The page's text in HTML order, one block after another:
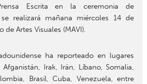
Escrita en la ceremonia de
realizará mañana miércoles 14 de
de Artes Visuales (MAVI).
ha reporteado en lugares
Afganistán, Irak, Irán, Líbano, Somalia,
Brasil, Cuba, Venezuela, entre